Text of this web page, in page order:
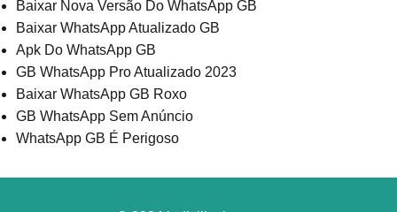
Baixar Nova Versão Do WhatsApp GB
Baixar WhatsApp Atualizado GB
Apk Do WhatsApp GB
GB WhatsApp Pro Atualizado 2023
Baixar WhatsApp GB Roxo
GB WhatsApp Sem Anúncio
WhatsApp GB É Perigoso